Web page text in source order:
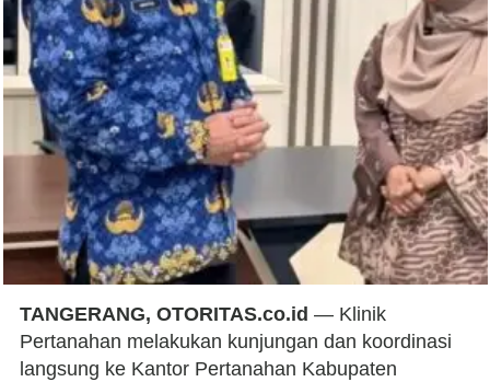
TANGERANG, OTORITAS.co.id — Klinik
Pertanahan melakukan kunjungan dan koordinasi
langsung ke Kantor Pertanahan Kabupaten